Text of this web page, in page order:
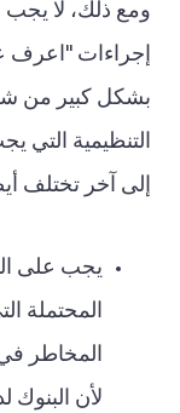
ومع ذلك، لا
إجراءات "اعرف
بشكل كبير من
التنظيمية التي
إلى آخر تختلف
يجب على
المحتملة
المخاطر
لأن البنوك